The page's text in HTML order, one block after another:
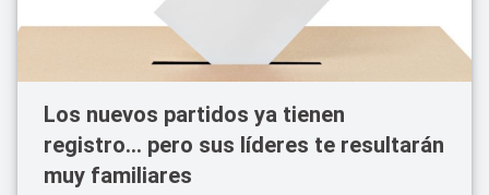
Los nuevos partidos ya tienen
registro... pero sus líderes te resultarán
muy familiares